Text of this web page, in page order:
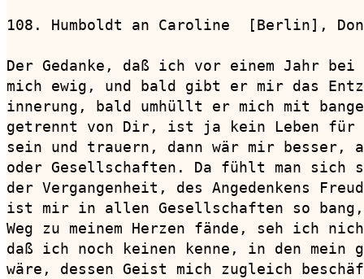
108. Humboldt an Caroline  [Berlin],
Der Gedanke, daß ich vor einem Jahr
mich ewig, und bald gibt er mir das
innerung, bald umhüllt er mich mit
getrennt von Dir, ist ja kein Leben für
sein und trauern, dann wär mir besser,
oder Gesellschaften. Da fühlt man sich
der Vergangenheit, des Angedenkens
ist mir in allen Gesellschaften so bang,
Weg zu meinem Herzen fände, seh ich
daß ich noch keinen kenne, in den mein
wäre, dessen Geist mich zugleich